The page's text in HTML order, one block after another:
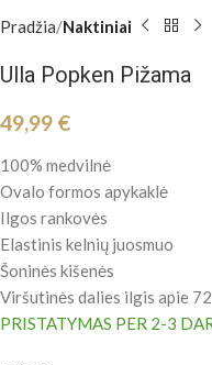
Pradžia Naktiniai
Ulla Popken Pižama
49,99 €
100% medvilnė
Ovalo formos apykaklė
Ilgos rankovės
Elastinis kelnių juosmuo
Šoninės kišenės
Viršutinės dalies ilgis apie 72
PRISTATYMAS PER 2-3